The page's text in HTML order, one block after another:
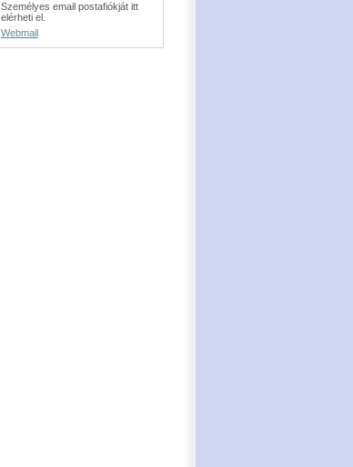
Személyes email postafiókját itt
elérheti el.
Webmail